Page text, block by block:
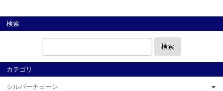
検索
検索
カテゴリ
シルバーチェーン